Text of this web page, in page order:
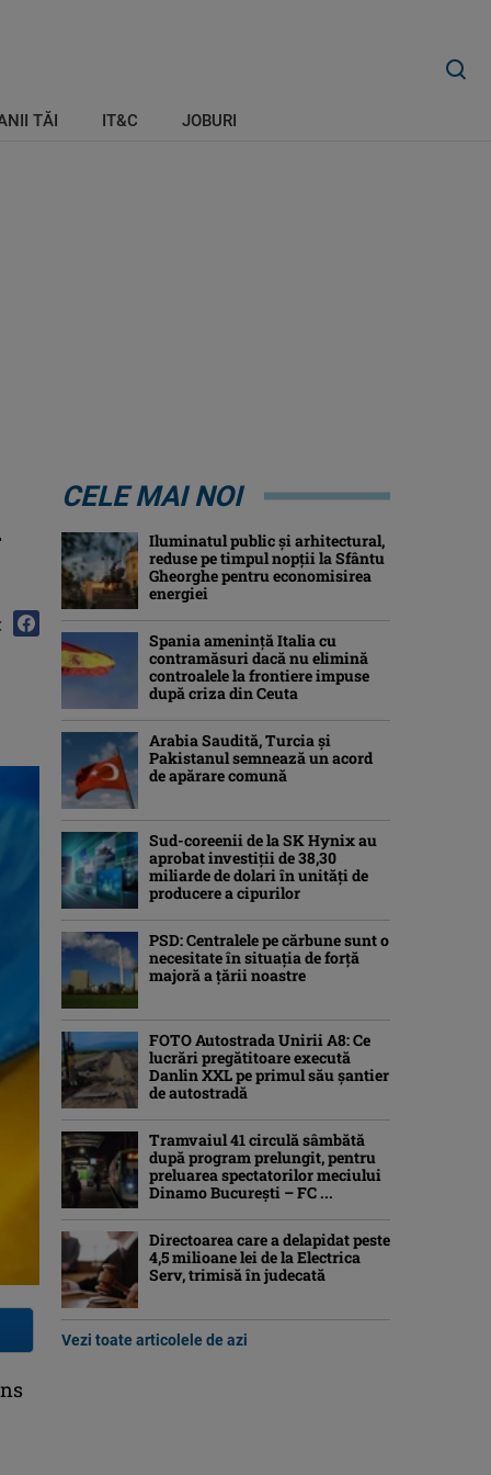
TĂI IT&C JOBURI
CELE MAI NOI
Iluminatul public şi arhitectural,
reduse pe timpul nopţii la Sfântu
Gheorghe pentru economisirea
energiei
Spania ameninţă Italia cu
contramăsuri dacă nu elimină
controalele la frontiere impuse
după criza din Ceuta
Arabia Saudită, Turcia şi
Pakistanul semnează un acord
de apărare comună
Sud-coreenii de la SK Hynix au
aprobat investiţii de 38,30
miliarde de dolari în unităţi de
producere a cipurilor
PSD: Centralele pe cărbune sunt o
necesitate în situaţia de forţă
majoră a ţării noastre
FOTO Autostrada Unirii A8: Ce
lucrări pregătitoare execută
Danlin XXL pe primul său șantier
de autostradă
Tramvaiul 41 circulă sâmbătă
după program prelungit, pentru
preluarea spectatorilor meciului
Dinamo București – FC ...
Directoarea care a delapidat peste
4,5 milioane lei de la Electrica
Serv, trimisă în judecată
Vezi toate articolele de azi